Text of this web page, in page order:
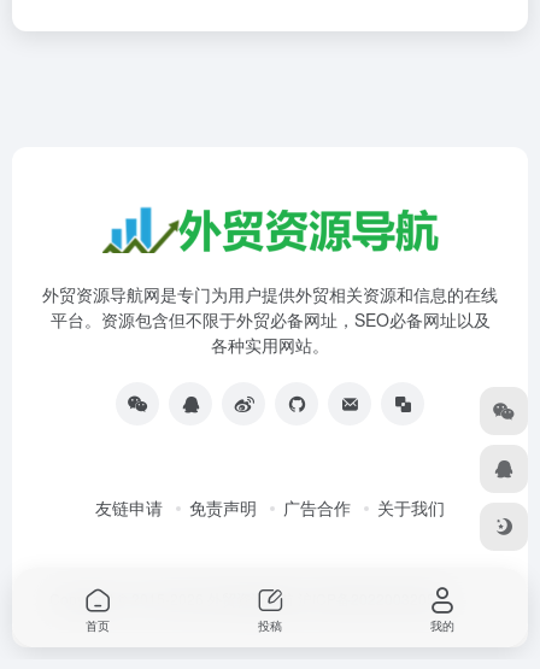
外贸资源导航网是专门为用户提供外贸相关资源和信息的在线
平台。资源包含但不限于外贸必备网址，SEO必备网址以及
各种实用网站。
友链申请 免责声明 广告合作 关于我们
Copyright © 2015-2026 外贸资源导航 沪ICP备2022003205号
首页 投稿 我的